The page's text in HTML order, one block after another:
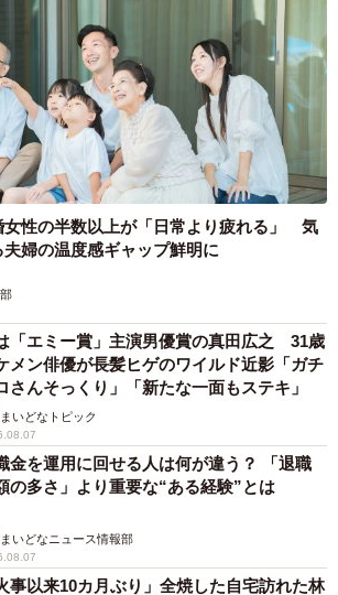
覚えているようで匂いを嗅ぎまくって
に甘えん坊になり、ずっと私の膝の上
ゆっくり元の生活にもどっていけたら
2度と外には出しません」。ワイルドな
て帰ってきたタロスケくんだが、元の
るのはすぐだろう。
8/9
女性の半数以上が「日常より疲れる」 気
婦の温度感ギャップ鮮明に
「エミー賞」主演男優賞の真田広之 31歳
メン俳優が長髪ヒゲのワイルド近影「ガチ
さんそっくり」「新たな一面もステキ」
まいどなトピック
金を運用に回せる人は何が違う？ 「退職
の多さ」より重要な“ある経験”とは
まいどなニュース情報部
事以来10カ月ぶり」全焼した自宅訪れた林